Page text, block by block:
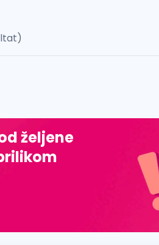
željene